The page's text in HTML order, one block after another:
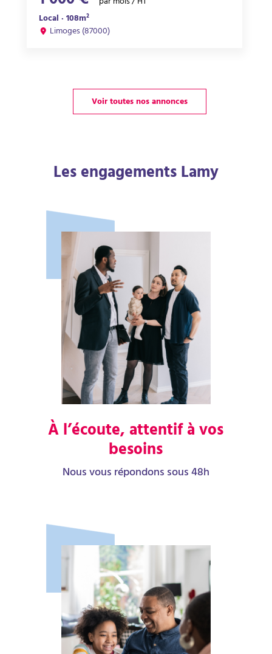
Local · 108m²
Limoges (87000)
Voir toutes nos annonces
Les engagements Lamy
À l’écoute, attentif à vos
besoins
Nous vous répondons sous 48h